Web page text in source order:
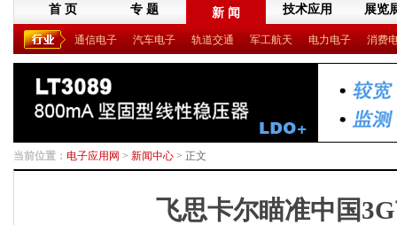
首 页 专 题 新 闻 技术应用 展览
通信电子 汽车电子 轨道交通 军工航天 电力电子 消费
当前位置： 电子应用网 > 新闻中心 > 正文
飞思卡尔瞄准中国